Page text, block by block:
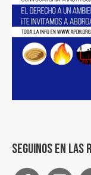
Seguinos en las